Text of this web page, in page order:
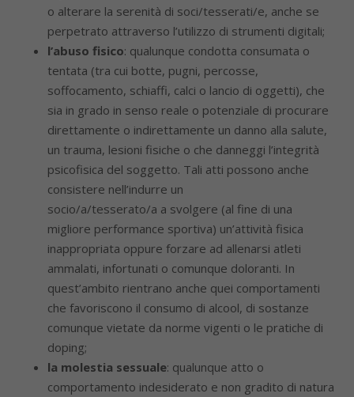
o alterare la serenità di soci/tesserati/e, anche se
perpetrato attraverso l’utilizzo di strumenti digitali;
l’abuso fisico: qualunque condotta consumata o
tentata (tra cui botte, pugni, percosse,
soffocamento, schiaffi, calci o lancio di oggetti), che
sia in grado in senso reale o potenziale di procurare
direttamente o indirettamente un danno alla salute,
un trauma, lesioni fisiche o che danneggi l’integrità
psicofisica del soggetto. Tali atti possono anche
consistere nell’indurre un
socio/a/tesserato/a a svolgere (al fine di una
migliore performance sportiva) un’attività fisica
inappropriata oppure forzare ad allenarsi atleti
ammalati, infortunati o comunque doloranti. In
quest’ambito rientrano anche quei comportamenti
che favoriscono il consumo di alcool, di sostanze
comunque vietate da norme vigenti o le pratiche di
doping;
la molestia sessuale: qualunque atto o
comportamento indesiderato e non gradito di natura